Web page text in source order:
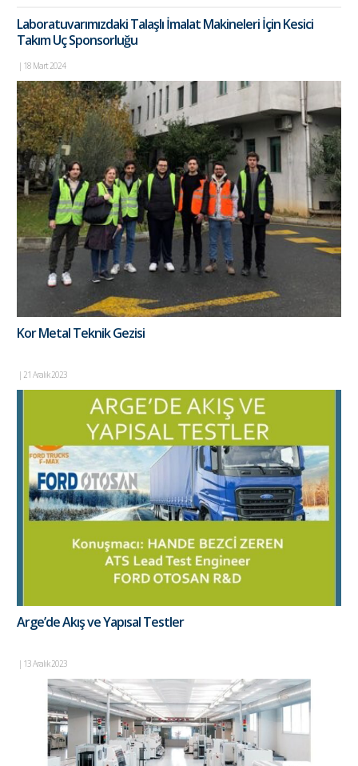
Laboratuvarımızdaki Talaşlı İmalat Makineleri İçin Kesici
Takım Uç Sponsorluğu
| 18 Mart 2024
Kor Metal Teknik Gezisi
| 21 Aralık 2023
Arge’de Akış ve Yapısal Testler
| 13 Aralık 2023